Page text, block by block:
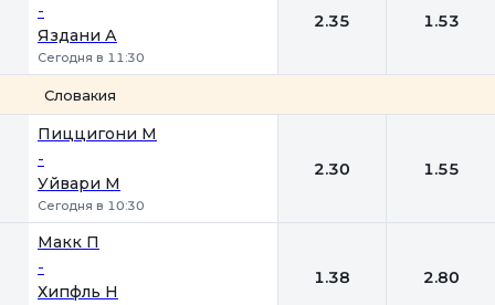
-
Яздани А
Сегодня в 11:30
2.35 1.53
Словакия
Пиццигони М
-
Уйвари М
Сегодня в 10:30
2.30 1.55
Макк П
-
Хипфль Н
1.38 2.80